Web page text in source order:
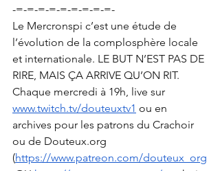
-=-=-=-=-=-=-=-=-=-
Le Mercronspi c’est une étude de
l’évolution de la complosphère locale
et internationale. LE BUT N’EST PAS DE
RIRE, MAIS ÇA ARRIVE QU’ON RIT.
Chaque mercredi à 19h, live sur
www.twitch.tv/douteuxtv1 ou en
archives pour les patrons du Crachoir
ou de Douteux.org
(https://www.patreon.com/douteux_org